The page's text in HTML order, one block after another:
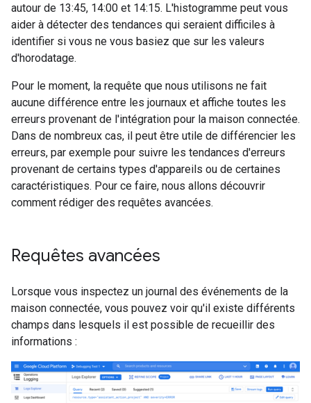
autour de 13:45, 14:00 et 14:15. L'histogramme peut vous
aider à détecter des tendances qui seraient difficiles à
identifier si vous ne vous basiez que sur les valeurs
d'horodatage.
Pour le moment, la requête que nous utilisons ne fait
aucune différence entre les journaux et affiche toutes les
erreurs provenant de l'intégration pour la maison connectée.
Dans de nombreux cas, il peut être utile de différencier les
erreurs, par exemple pour suivre les tendances d'erreurs
provenant de certains types d'appareils ou de certaines
caractéristiques. Pour ce faire, nous allons découvrir
comment rédiger des requêtes avancées.
Requêtes avancées
Lorsque vous inspectez un journal des événements de la
maison connectée, vous pouvez voir qu'il existe différents
champs dans lesquels il est possible de recueillir des
informations :